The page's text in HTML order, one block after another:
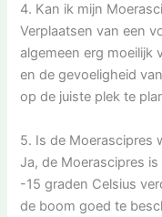
4. Kan ik mijn
Verplaatsen van een
algemeen erg moeilijk
en de gevoeligheid
op de juiste plek te
5. Is de Moerascipres
Ja, de Moerascipres
-15 graden Celsius
de boom goed te